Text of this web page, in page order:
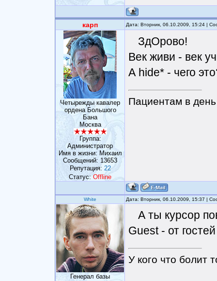
карп Дата: Вторник, 06.10.2009, 15:24 |
Четырежды кавалер
ордена Большого
Бана
Москва
Группа:
Администратор
Имя в жизни: Михаил
Сообщений: 13653
Репутация: 22
Статус:Offline
ЗдОрово!
Век живи - век
А hide* - чего
Пациентам в
White Дата: Вторник, 06.10.2009, 15:37 |
Генерал базы
А ты курсор
Guest - от
У кого что болит